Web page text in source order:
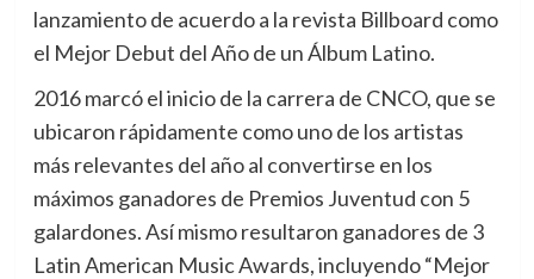
lanzamiento de acuerdo a la revista Billboard como
el Mejor Debut del Año de un Álbum Latino.
2016 marcó el inicio de la carrera de CNCO, que se
ubicaron rápidamente como uno de los artistas
más relevantes del año al convertirse en los
máximos ganadores de Premios Juventud con 5
galardones. Así mismo resultaron ganadores de 3
Latin American Music Awards, incluyendo “Mejor